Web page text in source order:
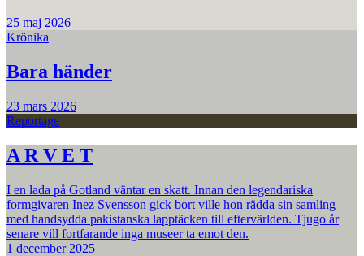
25 maj 2026
Krönika
Bara händer
23 mars 2026
Reportage
A R V E T
I en lada på Gotland väntar en skatt. Innan den legendariska
formgivaren Inez Svensson gick bort ville hon rädda sin samling
med handsydda pakistanska lapptäcken till eftervärlden. Tjugo år
senare vill fortfarande inga museer ta emot den.
1 december 2025